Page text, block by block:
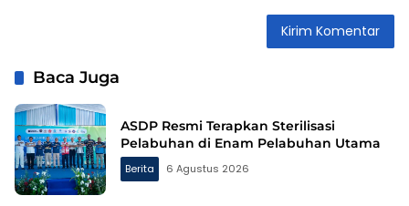
Baca Juga
ASDP Resmi Terapkan Sterilisasi
Pelabuhan di Enam Pelabuhan Utama
Berita 6 Agustus 2026